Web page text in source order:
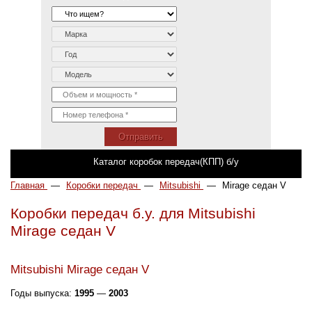
Отправить
Каталог коробок передач(КПП) б/у
Главная — Коробки передач — Mitsubishi — Mirage седан V
Коробки передач б.у. для Mitsubishi
Mirage седан V
Mitsubishi Mirage седан V
Годы выпуска: 1995 — 2003